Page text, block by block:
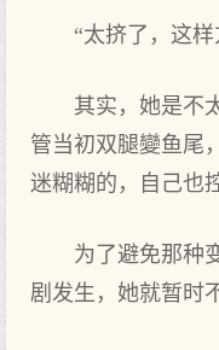
“太挤了，这样
其实‌，她是不‌
管当初双腿變鱼尾
迷糊糊的，自己也
为了避免那种
剧发生，她就暂时